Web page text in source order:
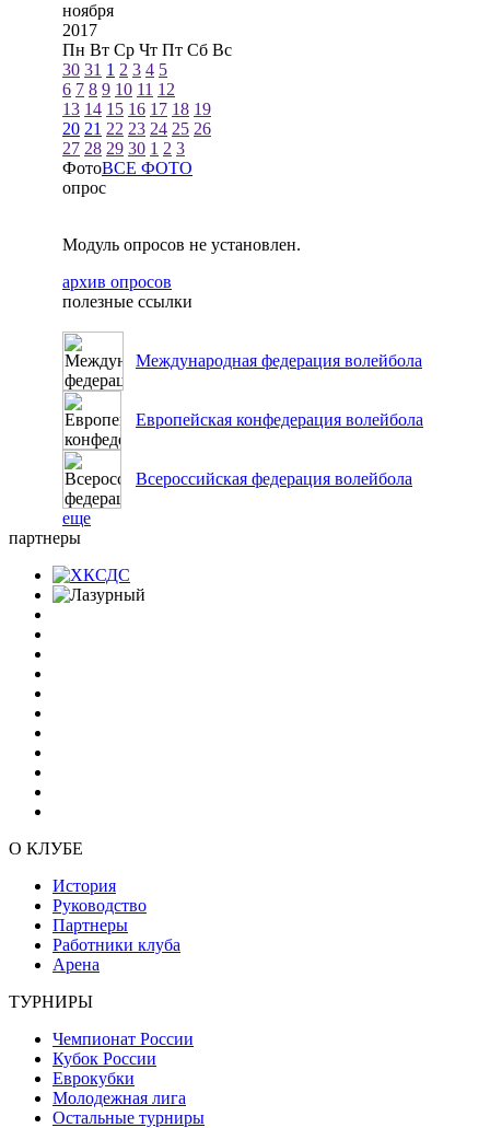
ноября
2017
Пн Вт Ср Чт Пт Сб Вс
30 31 1 2 3 4 5
6 7 8 9 10 11 12
13 14 15 16 17 18 19
20 21 22 23 24 25 26
27 28 29 30 1 2 3
ФотоВСЕ ФОТО
опрос
Модуль опросов не установлен.
архив опросов
полезные ссылки
Международная федерация волейбола
Европейская конфедерация волейбола
Всероссийская федерация волейбола
еще
партнеры
О КЛУБЕ
История
Руководство
Партнеры
Работники клуба
Арена
ТУРНИРЫ
Чемпионат России
Кубок России
Еврокубки
Молодежная лига
Остальные турниры